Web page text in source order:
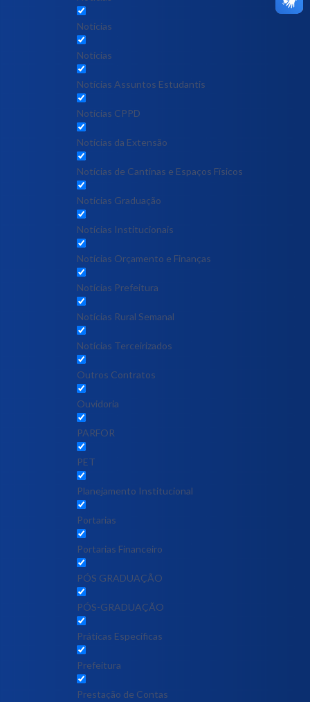
Notícias
Notícias
Notícias Assuntos Estudantis
Notícias CPPD
Notícias da Extensão
Notícias de Cantinas e Espaços Físicos
Notícias Graduação
Notícias Institucionais
Notícias Orçamento e Finanças
Notícias Prefeitura
Notícias Rural Semanal
Notícias Terceirizados
Outros Contratos
Ouvidoria
PARFOR
PET
Planejamento Institucional
Portarias
Portarias Financeiro
PÓS GRADUAÇÃO
PÓS-GRADUAÇÃO
Práticas Específicas
Prefeitura
Prestação de Contas